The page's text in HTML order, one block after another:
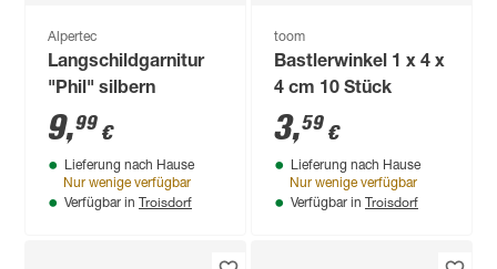
Alpertec
Langschildgarnitur
"Phil" silbern
9,99 €
Lieferung nach Hause
Nur wenige verfügbar
Verfügbar in Troisdorf
toom
Bastlerwinkel 1 x 4 x
4 cm 10 Stück
3,59 €
Lieferung nach Hause
Nur wenige verfügbar
Verfügbar in Troisdorf